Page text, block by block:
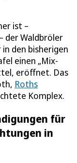
ist –
der Waldbröler
den bisherigen
einen „Mix-
eröffnet. Das
Roths
Komplex.
für
in